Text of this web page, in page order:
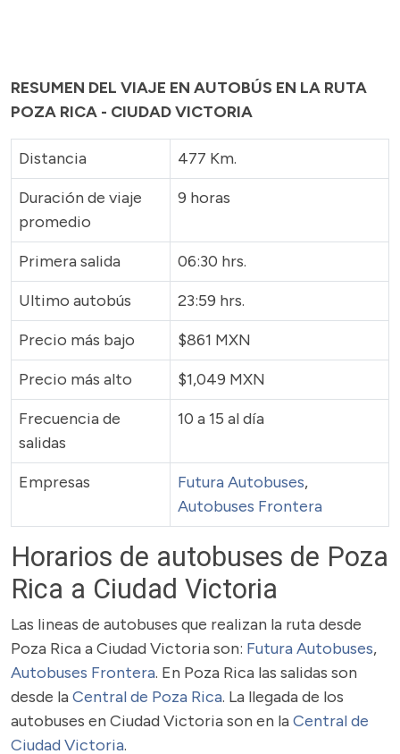
RESUMEN DEL VIAJE EN AUTOBÚS EN LA RUTA
POZA RICA - CIUDAD VICTORIA
Distancia
477 Km.
Duración de viaje
promedio
9 horas
Primera salida
06:30 hrs.
Ultimo autobús
23:59 hrs.
Precio más bajo
$861 MXN
Precio más alto
$1,049 MXN
Frecuencia de
salidas
10 a 15 al día
Empresas Futura Autobuses,
Autobuses Frontera
Horarios de autobuses de Poza
Rica a Ciudad Victoria
Las lineas de autobuses que realizan la ruta desde
Poza Rica a Ciudad Victoria son: Futura Autobuses,
Autobuses Frontera. En Poza Rica las salidas son
desde laCentral de Poza Rica. La llegada de los
autobuses en Ciudad Victoria son en laCentral de
Ciudad Victoria.